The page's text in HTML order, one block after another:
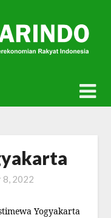
8, 2022
Yogyakarta